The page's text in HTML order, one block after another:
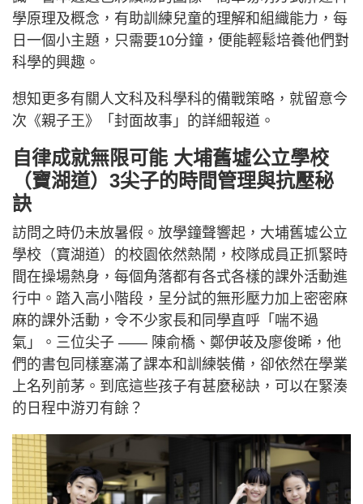
學原理及概念，有助訓練兒童的理解和組織能力，每
日一個小主題，只需要10分鐘，便能輕鬆培養他們對
科學的興趣。
想知更多有關人文科及科學科的備戰策略，就留意今
次《親子王》「封面故事」的詳細報道。
自律成就無限可能 大埔舊墟公立學校
（寶湖道）3尖子的時間管理與抗壓秘
訣
訪問之時仍未放暑假。放學鐘聲響起，大埔舊墟公立
學校（寶湖道）的校園依然熱鬧，校隊成員正抓緊時
間在操場熱身，每個角落都有各式各樣的課外活動進
行中。踏入高小階段，呈分試的無形壓力加上密密麻
麻的課外活動，令不少家長和同學直呼「喘不過
氣」。三位尖子 —— 陳俞橋、鄭伊荍及廖俊晞，他
們的書包同樣塞滿了課本和訓練裝備，卻依然在學業
上名列前茅。到底這些孩子有甚麼秘訣，可以在緊湊
的日程中游刃有餘？